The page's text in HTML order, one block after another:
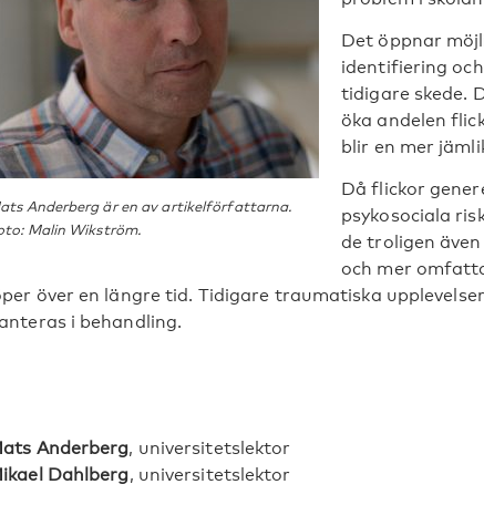
Anderberg är en av artikelförfattarna.
Malin Wikström.
Det öppnar
identifiering
tidigare skede.
öka andelen
blir en mer
Då flickor
psykosociala
de troligen
och mer
över en längre tid. Tidigare traumatiska
i behandling.
Anderberg, universitetslektor
Dahlberg, universitetslektor